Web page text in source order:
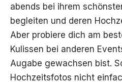
abends bei ihrem
begleiten und deren
Aber probiere dich am
Kulissen bei anderen
Augabe gewachsen bist.
Hochzeitsfotos nicht